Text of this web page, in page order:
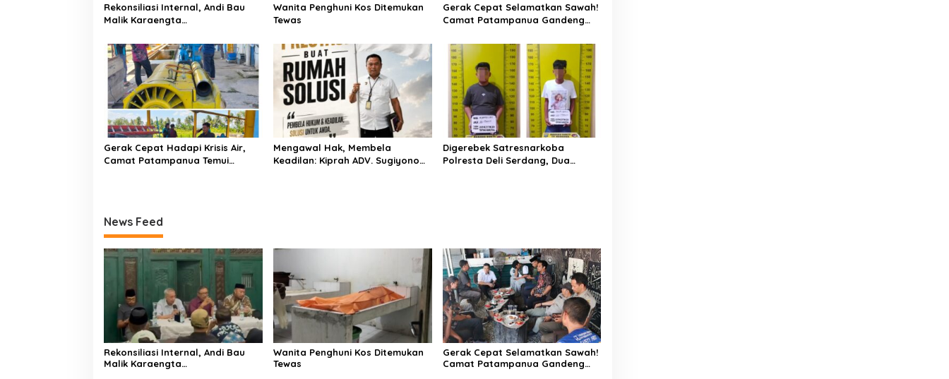
Rekonsiliasi Internal, Andi Bau
Malik Karaengta
Pertemuan Darurat Tokoh Adat
Gowa
Wanita Penghuni Kos Ditemukan
Tewas
Gerak Cepat Selamatkan Sawah!
Camat Patampanua Gandeng
Air Irigasi Watang Sawitto
Menulis
Gerak Cepat Hadapi Krisis Air,
Camat Patampanua Temui
Mengawal Hak, Membela
Keadilan: Kiprah ADV. Sugiyono
Digerebek Satresnarkoba
Polresta Deli Serdang, Dua
News Feed
Rekonsiliasi Internal, Andi Bau
Malik Karaengta
Wanita Penghuni Kos Ditemukan
Tewas
Gerak Cepat Selamatkan Sawah!
Camat Patampanua Gandeng